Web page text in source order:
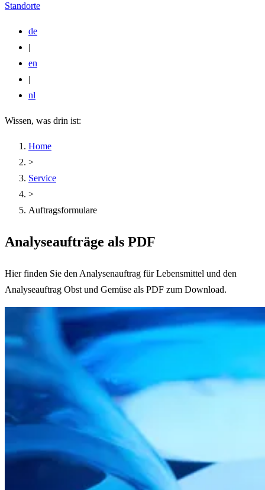
Standorte
de
|
en
|
nl
Wissen, was drin ist:
Home
>
Service
>
Auftragsformulare
Analyseaufträge als PDF
Hier finden Sie den Analysenauftrag für Lebensmittel und den
Analyseauftrag Obst und Gemüse als PDF zum Download.